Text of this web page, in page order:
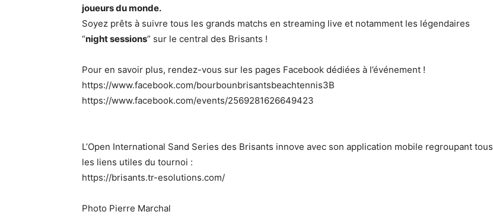
joueurs du monde.
Soyez prêts à suivre tous les grands matchs en streaming live et notamment les légendaires
“night sessions” sur le central des Brisants !
Pour en savoir plus, rendez-vous sur les pages Facebook dédiées à l’événement !
https://www.facebook.com/bourbounbrisantsbeachtennis3B
https://www.facebook.com/events/2569281626649423
L’Open International Sand Series des Brisants innove avec son application mobile regroupant tous
les liens utiles du tournoi :
https://brisants.tr-esolutions.com/
Photo Pierre Marchal